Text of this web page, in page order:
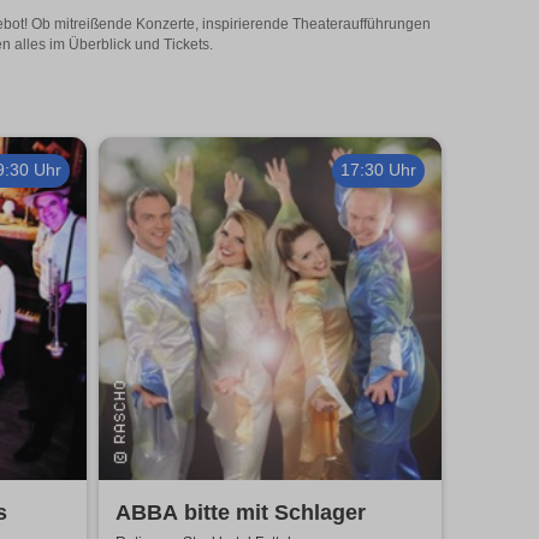
Ob mitreißende Konzerte, inspirierende Theateraufführungen
alles im Überblick und Tickets.
Uhr 17:30 Uhr
ABBA bitte mit Schlager